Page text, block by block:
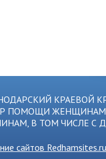
КРАЕВОЙ
ПОМОЩИ
В ТОМ ЧИСЛЕ С
сайтов Redhamsites.ru